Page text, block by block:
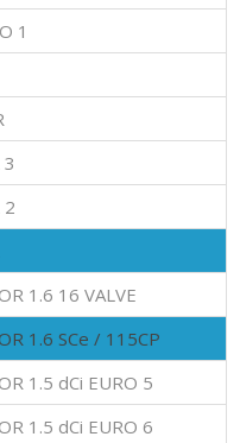
1
3
2
1.6 16 VALVE
1.6 SCe / 115CP
1.5 dCi EURO 5
1.5 dCi EURO 6